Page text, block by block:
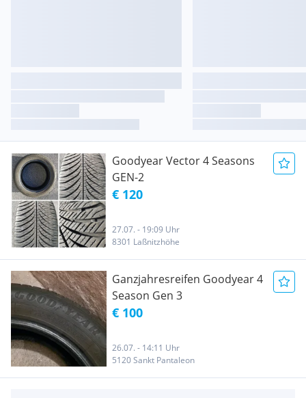
Goodyear Vector 4 Seasons
GEN-2
€ 120
27.07. - 19:09 Uhr
8301 Laßnitzhöhe
Ganzjahresreifen Goodyear 4
Season Gen 3
€ 100
26.07. - 14:11 Uhr
5120 Sankt Pantaleon